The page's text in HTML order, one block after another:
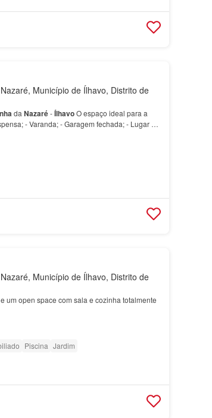
Município de Ílhavo, Distrito de
da Nazaré-ÍlhavoO espaço ideal para a
- Varanda; - Garagem fechada; - Lugar de
Município de Ílhavo, Distrito de
um open space com sala e cozinha totalmente
Piscina Jardim